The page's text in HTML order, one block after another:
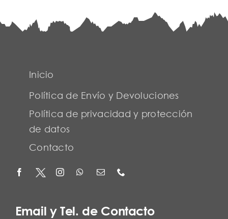
Inicio
Política de Envío y Devoluciones
Política de privacidad y protección
de datos
Contacto
Email y Tel. de Contacto